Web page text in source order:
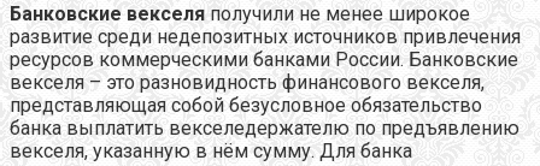
Банковские векселя получили не менее широкое
развитие среди недепозитных источников привлечения
ресурсов коммерческими банками России. Банковские
векселя – это разновидность финансового векселя,
представляющая собой безусловное обязательство
банка выплатить векселедержателю по предъявлению
векселя, указанную в нём сумму. Для банка